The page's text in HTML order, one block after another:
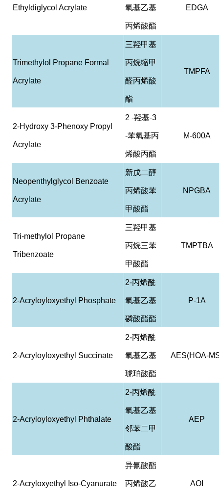
Ethyldiglycol Acrylate 氧基乙基
丙烯酸酯
EDGA
Trimethylol Propane Formal
Acrylate
三羟甲基
丙烷缩甲
醛丙烯酸
酯
TMPFA
2-Hydroxy 3-Phenoxy Propyl
Acrylate
2 -羟基-3
-苯氧基丙
烯酸丙酯
M-600A
Neopenthylglycol Benzoate
Acrylate
新戊二醇
丙烯酸苯
甲酸酯
NPGBA
Tri-methylol Propane
Tribenzoate
三羟甲基
丙烷三苯
甲酸酯
TMPTBA
2-Acryloyloxyethyl Phosphate
2-丙烯酰
氧基乙基
磷酸酯酯
P-1A
2-Acryloyloxyethyl Succinate
2-丙烯酰
氧基乙基
琥珀酸酯
AES(HOA-
2-Acryloyloxyethyl Phthalate
2-丙烯酰
氧基乙基
邻苯二甲
酸酯
AEP
2-Acryloxyethyl Iso-Cyanurate
异氰酸酯
丙烯酸乙 AOI